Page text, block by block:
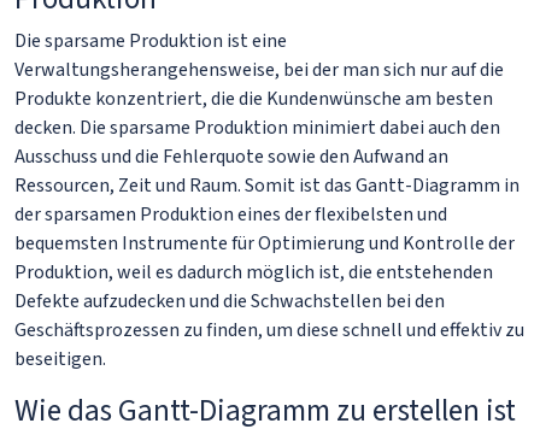
Die sparsame Produktion ist eine
Verwaltungsherangehensweise, bei der man sich nur auf die
Produkte konzentriert, die die Kundenwünsche am besten
decken. Die sparsame Produktion minimiert dabei auch den
Ausschuss und die Fehlerquote sowie den Aufwand an
Ressourcen, Zeit und Raum. Somit ist das Gantt-Diagramm in
der sparsamen Produktion eines der flexibelsten und
bequemsten Instrumente für Optimierung und Kontrolle der
Produktion, weil es dadurch möglich ist, die entstehenden
Defekte aufzudecken und die Schwachstellen bei den
Geschäftsprozessen zu finden, um diese schnell und effektiv zu
beseitigen.
Wie das Gantt-Diagramm zu erstellen ist